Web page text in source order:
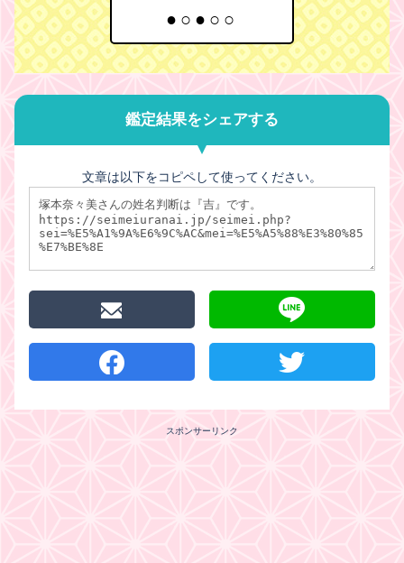
●○●○○
鑑定結果をシェアする
文章は以下をコピペして使ってください。
スポンサーリンク